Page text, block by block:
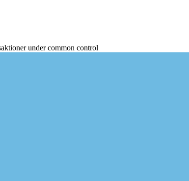
under common control